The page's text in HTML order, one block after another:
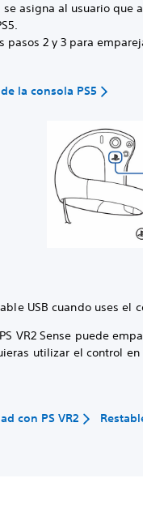
se asigna al usuario que
pasos 2 y 3 para
la consola PS5
USB cuando uses el
VR2 Sense puede
utilizar el control
con PS VR2